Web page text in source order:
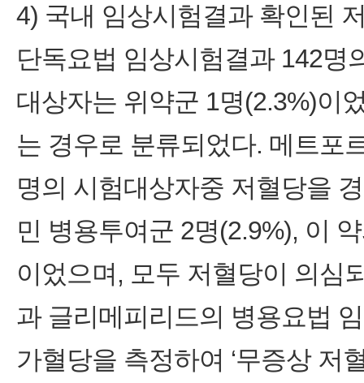
4) 국내 임상시험결과 확인된
단독요법 임상시험결과 142명
대상자는 위약군 1명(2.3%)이
는 경우로 분류되었다. 메트포
명의 시험대상자중 저혈당을
민 병용투여군 2명(2.9%), 이
이었으며, 모두 저혈당이 의심
과 글리메피리드의 병용요법
가혈당을 측정하여 ‘무증상 저